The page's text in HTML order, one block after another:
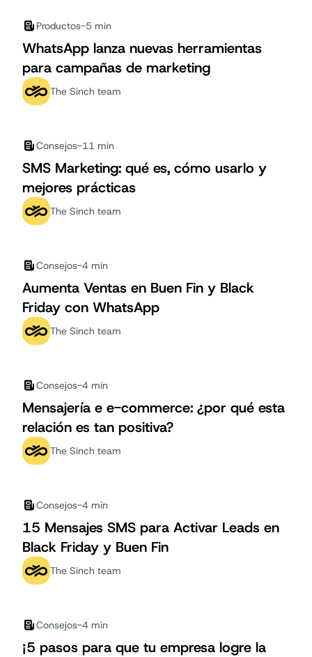
Productos-5 min
WhatsApp lanza nuevas herramientas
para campañas de marketing
The Sinch team
Consejos-11 min
SMS Marketing: qué es, cómo usarlo y
mejores prácticas
The Sinch team
Consejos-4 min
Aumenta Ventas en Buen Fin y Black
Friday con WhatsApp
The Sinch team
Consejos-4 min
Mensajería e e-commerce: ¿por qué esta
relación es tan positiva?
The Sinch team
Consejos-4 min
15 Mensajes SMS para Activar Leads en
Black Friday y Buen Fin
The Sinch team
Consejos-4 min
¡5 pasos para que tu empresa logre la